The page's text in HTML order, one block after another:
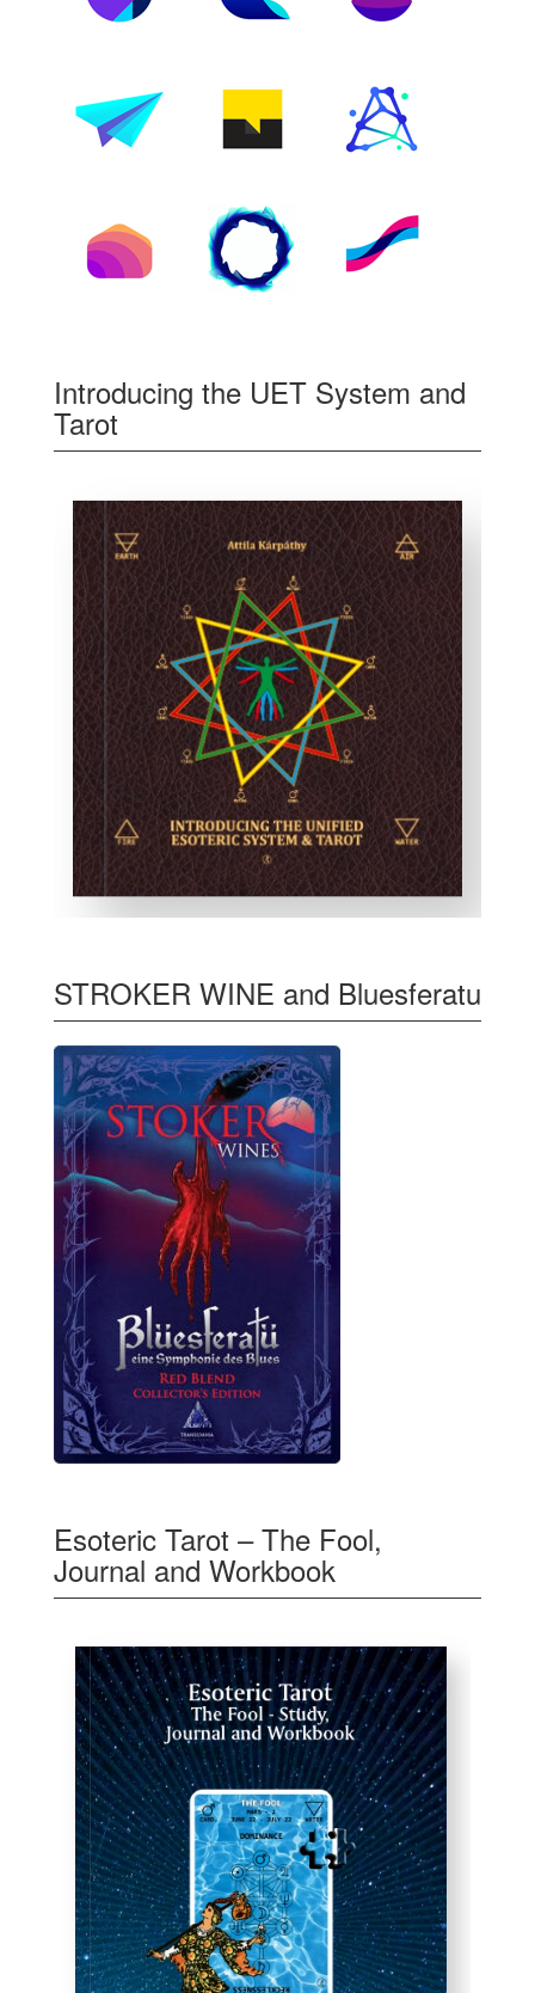
Introducing the UET System and
Tarot
STROKER WINE and Bluesferatu
Esoteric Tarot – The Fool,
Journal and Workbook